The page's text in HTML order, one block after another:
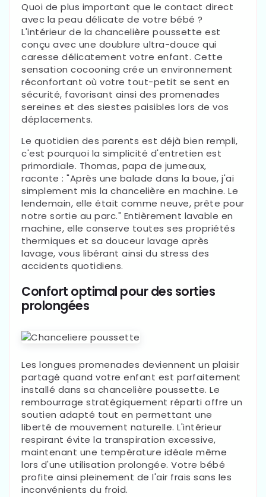
Quoi de plus important que le contact direct
avec la peau délicate de votre bébé ?
L'intérieur de la chancelière poussette est
conçu avec une doublure ultra-douce qui
caresse délicatement votre enfant. Cette
sensation cocooning crée un environnement
réconfortant où votre tout-petit se sent en
sécurité, favorisant ainsi des promenades
sereines et des siestes paisibles lors de vos
déplacements.
Le quotidien des parents est déjà bien rempli,
c'est pourquoi la simplicité d'entretien est
primordiale. Thomas, papa de jumeaux,
raconte : "Après une balade dans la boue, j'ai
simplement mis la chancelière en machine. Le
lendemain, elle était comme neuve, prête pour
notre sortie au parc." Entièrement lavable en
machine, elle conserve toutes ses propriétés
thermiques et sa douceur lavage après
lavage, vous libérant ainsi du stress des
accidents quotidiens.
Confort optimal pour des sorties
prolongées
Les longues promenades deviennent un plaisir
partagé quand votre enfant est parfaitement
installé dans sa chancelière poussette. Le
rembourrage stratégiquement réparti offre un
soutien adapté tout en permettant une
liberté de mouvement naturelle. L'intérieur
respirant évite la transpiration excessive,
maintenant une température idéale même
lors d'une utilisation prolongée. Votre bébé
profite ainsi pleinement de l'air frais sans les
inconvénients du froid.